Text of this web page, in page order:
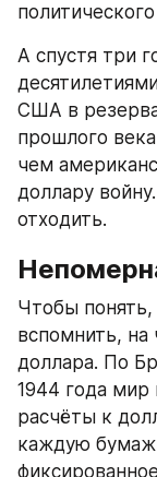
А спустя три
США в
прошлого
чем
доллару
отходить.
Чтобы
вспомнить,
доллара. По
1944 года
расчёты к
каждую